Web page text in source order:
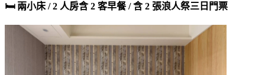
🛏️ 兩小床 / 2 人房含 2 客早餐/ 含 2 張浪人祭三日門票